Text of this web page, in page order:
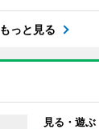
もっと見る
見る・遊ぶ